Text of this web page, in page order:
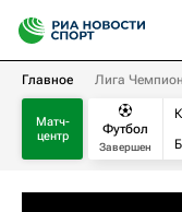
Главное Лига
Матч-
центр
Футбол
Завершен